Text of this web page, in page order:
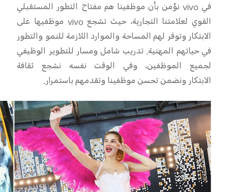
في vivo نؤمن بأن موظفينا هم مفتاح التطور المستقبلي
القوي لعلامتنا التجارية، حيث تشجع
vivo
موظفيها على
الابتكار وتوفر لهم المساحة والموارد اللازمة للنمو والتطور
فيحياتهم المهنية. تدريب شامل ومسار للتطوير الوظيفي
لجميع الموظفين، وفي الوقت نفسه نشجع ثقافة
الابتكارونضمن تحسن موظفينا وتقدمهم باستمرار.